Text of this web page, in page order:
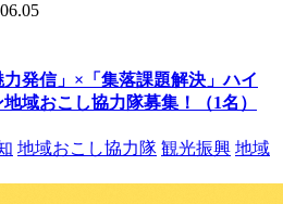
力発信」×「集落課題解決」ハイ
域おこし協力隊募集！（1名）
地域おこし協力隊 観光振興 地域